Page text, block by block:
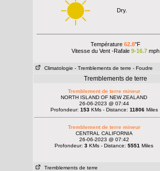
Dry.
Température 62.8°F
Vitesse du Vent -Rafale 9-16.7mph
Climatologie - Tremblements de terre - Foudre
Tremblements de terre
Tremblement de terre mineur
NORTH ISLAND OF NEW ZEALAND
26-06-2023 @ 07:44
Profondeur: 153KMs - Distance: 11806Miles
Tremblement de terre mineur
CENTRAL CALIFORNIA
26-06-2023 @ 07:42
Profondeur: 3 KMs - Distance: 5551 Miles
Tremblements de terre